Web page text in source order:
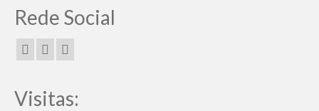
Rede Social
Visitas: